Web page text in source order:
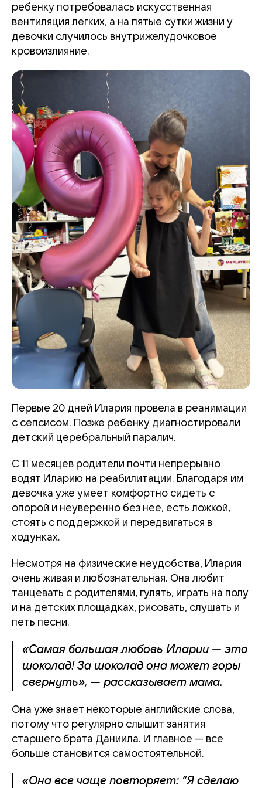
ребенку потребовалась искусственная
вентиляция легких, а на пятые сутки жизни у
девочки случилось внутрижелудочковое
кровоизлияние.
Первые 20 дней Илария провела в реанимации
с сепсисом. Позже ребенку диагностировали
детский церебральный паралич.
С 11 месяцев родители почти непрерывно
водят Иларию на реабилитации. Благодаря им
девочка уже умеет комфортно сидеть с
опорой и неуверенно без нее, есть ложкой,
стоять с поддержкой и передвигаться в
ходунках.
Несмотря на физические неудобства, Илария
очень живая и любознательная. Она любит
танцевать с родителями, гулять, играть на полу
и на детских площадках, рисовать, слушать и
петь песни.
«Самая большая любовь Иларии — это
шоколад! За шоколад она может горы
свернуть», — рассказывает мама.
Она уже знает некоторые английские слова,
потому что регулярно слышит занятия
старшего брата Даниила. И главное — все
больше становится самостоятельной.
«Она все чаще повторяет: “Я сделаю